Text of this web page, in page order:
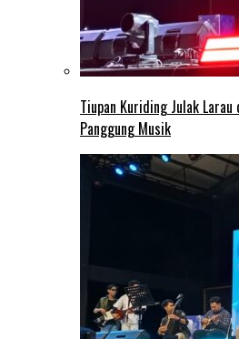
Tiupan Kuriding Julak
Panggung Musik